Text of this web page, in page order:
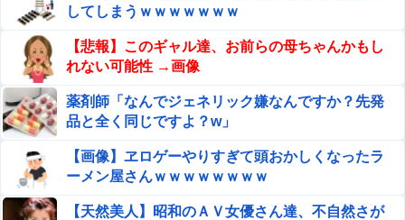
してしまうｗｗｗｗｗｗｗ
【悲報】このギャル達、お前らの母ちゃんかもし
れない可能性 →画像
薬剤師「なんでジェネリック嫌なんですか？先発
品と全く同じですよ？w」
【画像】ヱロゲーやりすぎて頭おかしくなったラ
ーメン屋さんｗｗｗｗｗｗｗｗ
【天然美人】昭和のＡＶ女優さん達、不自然さが